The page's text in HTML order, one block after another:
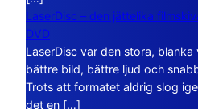
LaserDisc – den jättelika
DVD
LaserDisc var den stora,
bättre bild, bättre ljud och
Trots att formatet aldrig slog
det en […]